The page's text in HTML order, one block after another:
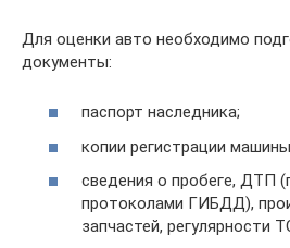
Для оценки авто необходимо
документы:
паспорт наследника;
копии регистрации
сведения о пробеге, ДТП
протоколами ГИБДД),
запчастей, регулярности